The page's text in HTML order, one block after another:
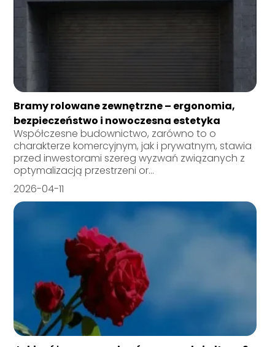
Bramy rolowane zewnętrzne – ergonomia,
bezpieczeństwo i nowoczesna estetyka
Współczesne budownictwo, zarówno to o
charakterze komercyjnym, jak i prywatnym, stawia
przed inwestorami szereg wyzwań związanych z
optymalizacją przestrzeni or...
2026-04-11